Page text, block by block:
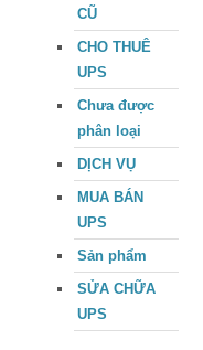
CŨ
CHO THUÊ
UPS
Chưa được
phân loại
DỊCH VỤ
MUA BÁN
UPS
Sản phẩm
SỬA CHỮA
UPS